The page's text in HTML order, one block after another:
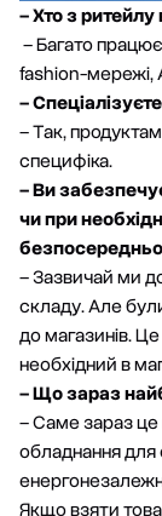
– Хто з
– Багато
fashion-мережі,
–
– Так,
специфіка.
– Ви
чи при
– Зазвичай ми
складу. Але
до магазинів.
необхідний в
– Що зараз
– Саме зараз це
обладнання для
Якщо взяти